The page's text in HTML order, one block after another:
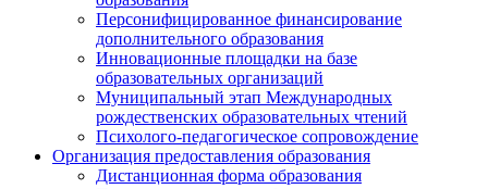
Персонифицированное финансирование
дополнительного образования
Инновационные площадки на базе
образовательных организаций
Муниципальный этап Международных
рождественских образовательных чтений
Психолого-педагогическое сопровождение
Организация предоставления образования
Дистанционная форма образования